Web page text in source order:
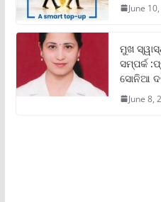
June
ମୁଖ
ସମ୍ପର୍କ
ସୋନିଆ
June 8,